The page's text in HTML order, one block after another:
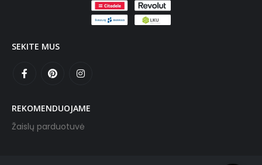
SEKITE MUS
REKOMENDUOJAME
Žaislų parduotuvė